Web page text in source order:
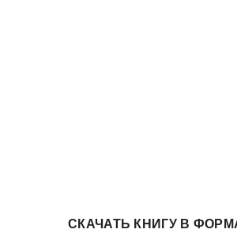
СКАЧАТЬ КНИГУ В